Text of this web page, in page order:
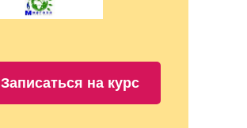
Записаться на курс